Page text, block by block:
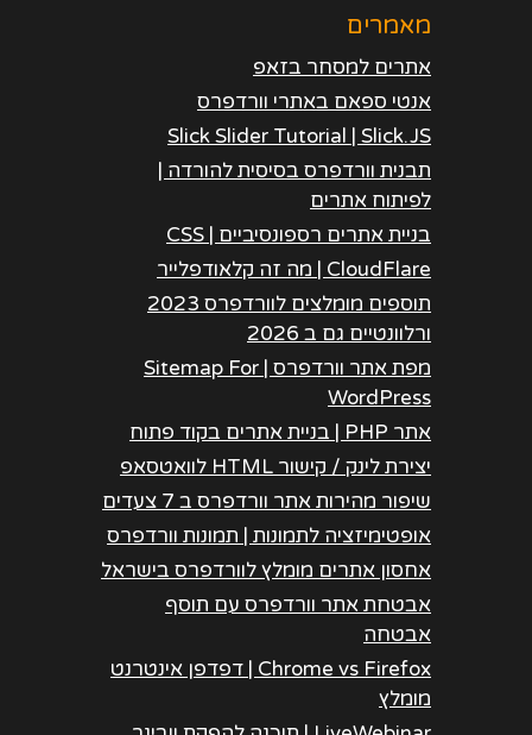
מאמרים
אתרים למסחר בזאפ
אנטי ספאם באתרי וורדפרס
Slick Slider Tutorial | Slick.JS
תבנית וורדפרס בסיסית להורדה |
לפיתוח אתרים
בניית אתרים רספונסיביים | CSS
CloudFlare | מה זה קלאודפלייר
תוספים מומלצים לוורדפרס 2023
ורלוונטיים גם ב 2026
מפת אתר וורדפרס | Sitemap For
WordPress
אתר PHP | בניית אתרים בקוד פתוח
יצירת לינק / קישור HTML לוואטסאפ
שיפור מהירות אתר וורדפרס ב 7 צעדים
אופטימיזציה לתמונות | תמונות וורדפרס
אחסון אתרים מומלץ לוורדפרס בישראל
אבטחת אתר וורדפרס עם תוסף
אבטחה
Chrome vs Firefox | דפדפן אינטרנט
מומלץ